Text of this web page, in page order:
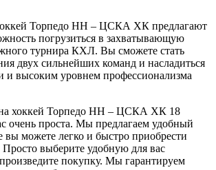
Торпедо НН – ЦСКА ХК предлагают
погрузиться в захватывающую
турнира КХЛ. Вы сможете стать
двух сильнейших команд и насладиться
и высоким уровнем профессионализма
хоккей Торпедо НН – ЦСКА ХК 18
очень проста. Мы предлагаем удобный
вы можете легко и быстро приобрести
выберите удобную для вас
покупку. Мы гарантируем